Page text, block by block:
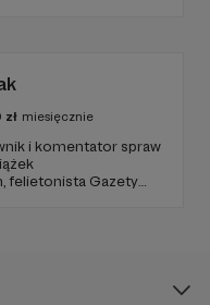
zł miesięcznie
i komentator spraw
felietonista Gazety